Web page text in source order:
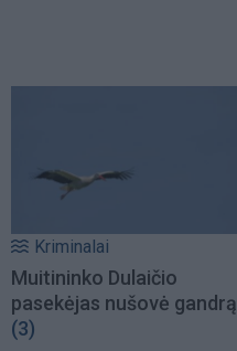
Kriminalai
Muitininko Dulaičio
pasekėjas nušovė gandrą
(3)